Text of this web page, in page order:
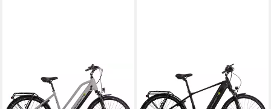
SAXONETTE
E-Bike Cityrad Deluxe Sport
Lady
SAXONETTE
E-Bike Trekkingrad Quantum
Sport Diamand